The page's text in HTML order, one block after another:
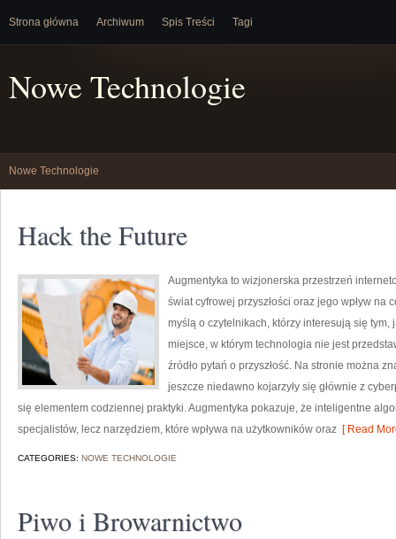
Strona główna Archiwum Spis Treści Tagi
Nowe Technologie
Nowe Technologie
Hack the Future
Augmentyka to wizjonerska przestrzeń
świat cyfrowej przyszłości oraz jego wpływ na
myślą o czytelnikach, którzy interesują się
miejsce, w którym technologia nie jest
źródło pytań o przyszłość. Na stronie można
jeszcze niedawno kojarzyły się głównie z
się elementem codziennej praktyki. Augmentyka pokazuje, że inteligentne
specjalistów, lecz narzędziem, które wpływa na użytkowników oraz [ Read
CATEGORIES: NOWE TECHNOLOGIE
Piwo i Browarnictwo